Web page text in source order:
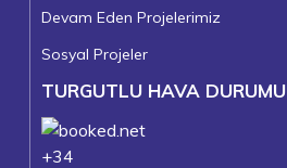
Devam Eden Projelerimiz
Sosyal Projeler
TURGUTLU HAVA DURUMU
+34